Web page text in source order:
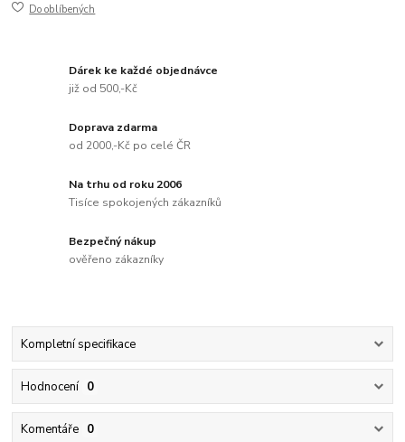
Do oblíbených
Dárek ke každé objednávce
již od 500,-Kč
Doprava zdarma
od 2000,-Kč po celé ČR
Na trhu od roku 2006
Tisíce spokojených zákazníků
Bezpečný nákup
ověřeno zákazníky
Kompletní specifikace
Hodnocení 0
Komentáře 0